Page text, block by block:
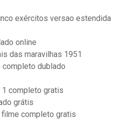
exércitos versao estendida
online
das maravilhas 1951
dublado
1 completo gratis
grátis
completo gratis